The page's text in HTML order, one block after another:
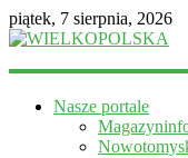
piątek, 7 sierpnia, 2026
WIELKOPOLSKA
informacyjny
Nasze portale